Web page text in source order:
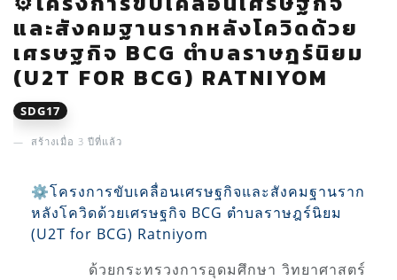
และสังคมฐานรากหลังโควิดด้วย
เศรษฐกิจ BCG ตำบลราษฎร์นิยม
(U2T FOR BCG) RATNIYOM
SDG17
สร้างเมื่อ 3 ปีที่แล้ว
⚙️โครงการขับเคลื่อนเศรษฐกิจและสังคมฐานราก
หลังโควิดด้วยเศรษฐกิจ BCG ตำบลราษฎร์นิยม
(U2T for BCG) Ratniyom
ด้วยกระทรวงการอุดมศึกษา วิทยาศาสตร์